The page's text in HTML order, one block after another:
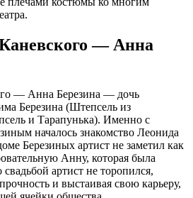
— Анна
— Анна Березина — дочь
Березина (Штепсель из
и Тарапунька). Именно с
началось знакомство Леонида
Березиных артист не заметил как
Анну, которая была
артист не торопился,
и выстаивая свою карьеру,